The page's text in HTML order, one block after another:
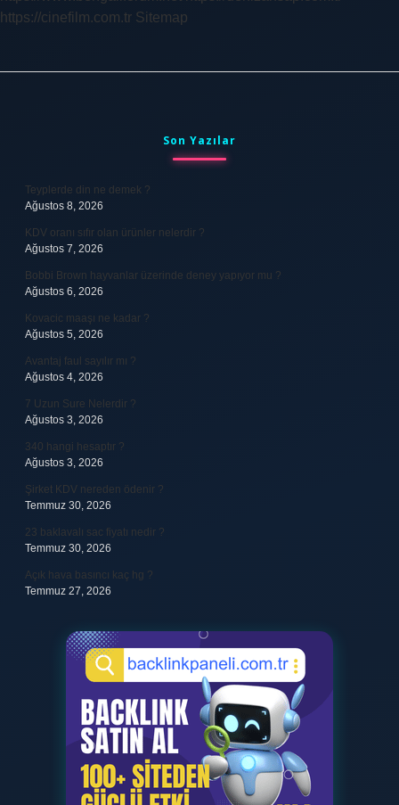
https://cinefilm.com.tr Sitemap
Son Yazılar
Teyplerde din ne demek ?
Ağustos 8, 2026
KDV oranı sıfır olan ürünler nelerdir ?
Ağustos 7, 2026
Bobbi Brown hayvanlar üzerinde deney yapıyor mu ?
Ağustos 6, 2026
Kovacic maaşı ne kadar ?
Ağustos 5, 2026
Avantaj faul sayılır mı ?
Ağustos 4, 2026
7 Uzun Sure Nelerdir ?
Ağustos 3, 2026
340 hangi hesaptır ?
Ağustos 3, 2026
Şirket KDV nereden ödenir ?
Temmuz 30, 2026
23 baklavalı sac fiyatı nedir ?
Temmuz 30, 2026
Açık hava basıncı kaç hg ?
Temmuz 27, 2026